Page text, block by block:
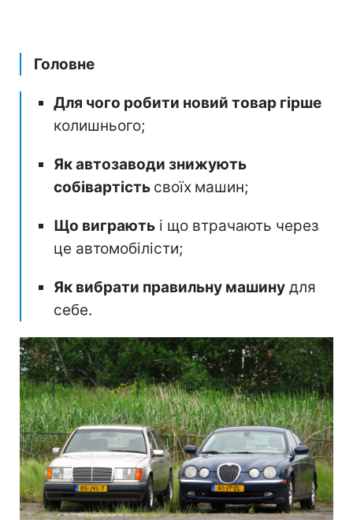
Головне
Для чого робити новий товар гірше
колишнього;
Як автозаводи знижують
собівартість своїх машин;
Що виграють і що втрачають через
це автомобілісти;
Як вибрати правильну машину для
себе.